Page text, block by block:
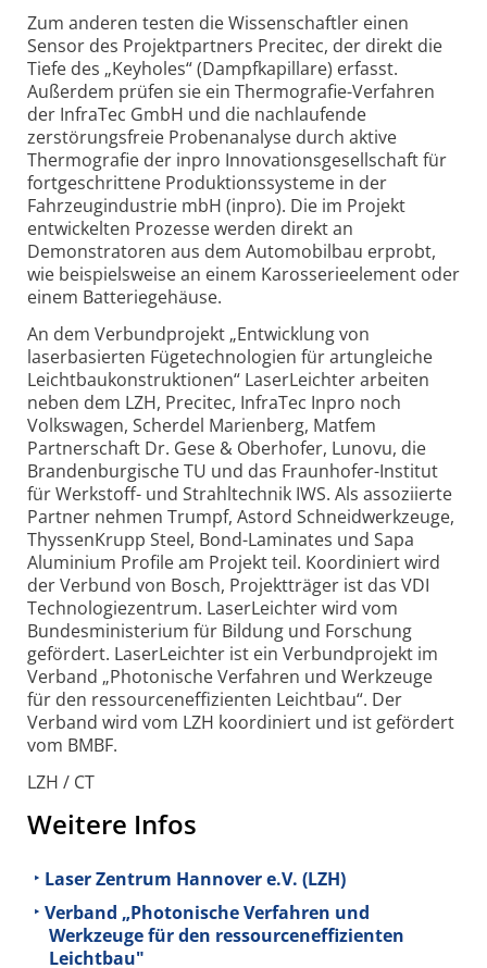
Zum anderen testen die Wissenschaftler einen
Sensor des Projektpartners Precitec, der direkt die
Tiefe des „Keyholes“ (Dampfkapillare) erfasst.
Außerdem prüfen sie ein Thermografie-Verfahren
der InfraTec GmbH und die nachlaufende
zerstörungsfreie Probenanalyse durch aktive
Thermografie der inpro Innovationsgesellschaft für
fortgeschrittene Produktionssysteme in der
Fahrzeugindustrie mbH (inpro). Die im Projekt
entwickelten Prozesse werden direkt an
Demonstratoren aus dem Automobilbau erprobt,
wie beispielsweise an einem Karosserieelement oder
einem Batteriegehäuse.
An dem Verbundprojekt „Entwicklung von
laserbasierten Fügetechnologien für artungleiche
Leichtbaukonstruktionen“ LaserLeichter arbeiten
neben dem LZH, Precitec, InfraTec Inpro noch
Volkswagen, Scherdel Marienberg, Matfem
Partnerschaft Dr. Gese & Oberhofer, Lunovu, die
Brandenburgische TU und das Fraunhofer-Institut
für Werkstoff- und Strahltechnik IWS. Als assoziierte
Partner nehmen Trumpf, Astord Schneidwerkzeuge,
ThyssenKrupp Steel, Bond-Laminates und Sapa
Aluminium Profile am Projekt teil. Koordiniert wird
der Verbund von Bosch, Projektträger ist das VDI
Technologiezentrum. LaserLeichter wird vom
Bundesministerium für Bildung und Forschung
gefördert. LaserLeichter ist ein Verbundprojekt im
Verband „Photonische Verfahren und Werkzeuge
für den ressourceneffizienten Leichtbau“. Der
Verband wird vom LZH koordiniert und ist gefördert
vom BMBF.
LZH / CT
Weitere Infos
Laser Zentrum Hannover e.V. (LZH)
Verband „Photonische Verfahren und
Werkzeuge für den ressourceneffizienten
Leichtbau"